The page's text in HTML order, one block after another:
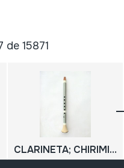
de 15871
CLARINETA; CHIRIMIYA